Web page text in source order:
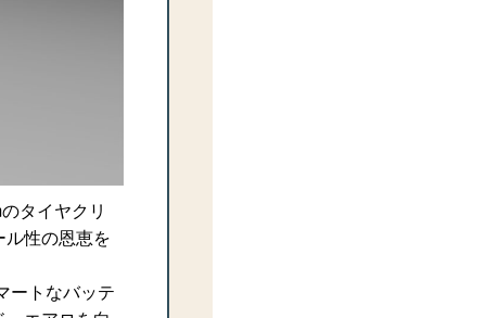
タイヤクリ
性の恩恵を
ートなバッテ